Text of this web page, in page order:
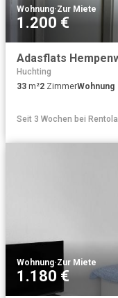
Wohnung·Zur Miete
1.200 €
Huchting
33 m²2 ZimmerWohnung
Seit 3 Wochen bei Rentola
Wohnung·Zur Miete
1.180 €